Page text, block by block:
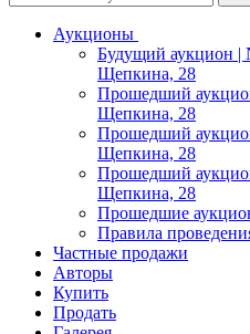
Аукционы
Будущий аукцион |
Щепкина, 28
Прошедший
Щепкина, 28
Прошедший
Щепкина, 28
Прошедший
Щепкина, 28
Прошедшие
Правила
Частные продажи
Авторы
Купить
Продать